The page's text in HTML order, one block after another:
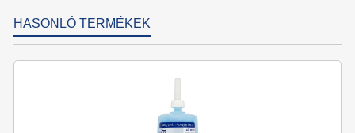
HASONLÓ TERMÉKEK